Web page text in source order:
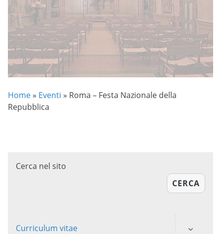
Home » Eventi » Roma – Festa Nazionale della
Repubblica
Cerca nel sito
CERCA
Curriculum vitae